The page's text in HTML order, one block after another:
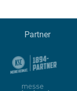
Partner